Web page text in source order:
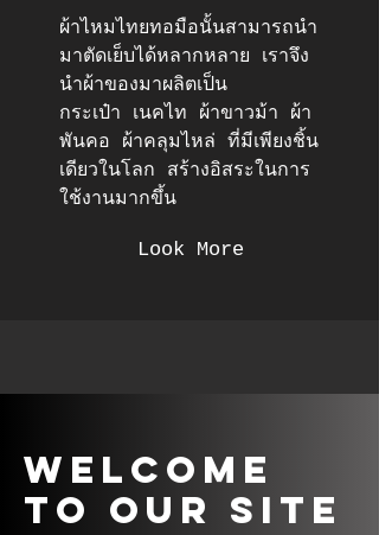
ผ้าไหมไทยทอมือนั้นสามารถนำ
มาตัดเย็บได้หลากหลาย เราจึง
นำผ้าของมาผลิตเป็น
กระเป๋า เนคไท ผ้าขาวม้า ผ้า
พันคอ ผ้าคลุมไหล่ ที่มีเพียงชิ้น
เดียวในโลก สร้างอิสระในการ
ใช้งานมากขึ้น
Look More
Welcome
to Our Site